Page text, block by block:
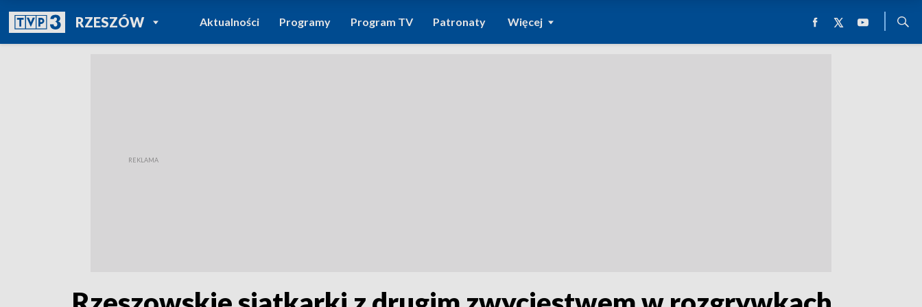
RZESZÓWPOWRÓT DO
TVP REGIONY
Aktualności Programy Program TV Patronaty Więcej